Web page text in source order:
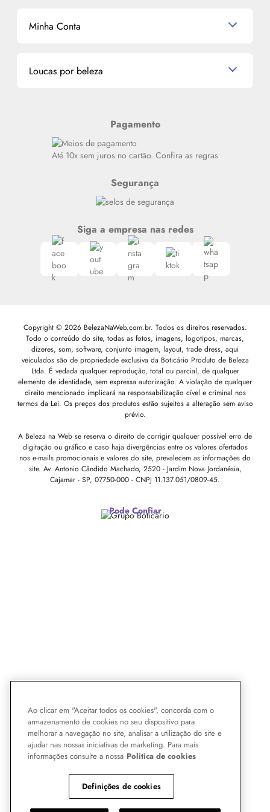
Nossas lojas
Cupom de Desconto
La Vie Est Belle Lancôme
Miniaturas de Produtos de Cabelo
Minha Conta
Meus endereços
Loucas por beleza
Siga nosso canal no Whatsapp
Pagamento
Até 10x sem juros no cartão. Confira as regras
Segurança
Siga a empresa nas redes
Copyright © 2026 BelezaNaWeb.com.br. Todos os direitos reservados.
Todo o conteúdo do site, todas as fotos, imagens, logotipos, marcas,
dizeres, som, software, conjunto imagem, layout, trade dress, aqui
veiculados são de propriedade exclusiva da Boticário Produto de Beleza
Ltda. É vedada qualquer reprodução, total ou parcial, de qualquer
elemento de identidade, sem expressa autorização. A violação de qualquer
direito mencionado implicará na responsabilização cível e criminal nos
termos da Lei. Os preços dos produtos estão sujeitos a alteração sem aviso
prévio.
A Beleza na Web se reserva o direito de corrigir qualquer possível erro de
digitação ou gráfico e caso haja divergências entre os valores ofertados
nos e-mails promocionais e valores do site, prevalecem as informações do
site. Av. Antonio Cândido Machado, 2520 - Jardim Nova Jordanésia,
Cajamar - SP, 07750-000 - CNPJ 11.137.051/0809-45.
Pode Confiar
Ao clicar em "Aceitar todos os cookies", concorda com o
armazenamento de cookies no seu dispositivo para
melhorar a navegação no site, analisar a utilização do site e
ajudar nas nossas iniciativas de marketing. Para mais
informações consulte a nossa Politica de cookies
Definições de cookies